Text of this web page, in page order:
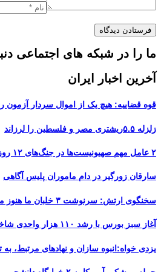
ما را در شبکه های اجتماعی
آخرین اخبار ایران
قوه قضاییه: هیچ یک از اموال سردار
زلزله ۵.۵ریشتری مصر و فلسطین را لرزاند
۲ عامل مهم صهیونیست‌ها در جنگ‌های ۱۲ روزه و ۴۰ روزه اعدام شدند
سارقان زورگیر در دام ماموران پلیس آگاهی
سخنگوی ارتش: سرنوشت ۳ خلبان ما هنوز مشخص نیست
آغاز سبز بورس با رشد ۱۱۰ هزار واحدی شاخص کل
یزدی خواه:انبوه سازان و نهادهای مرتبط،